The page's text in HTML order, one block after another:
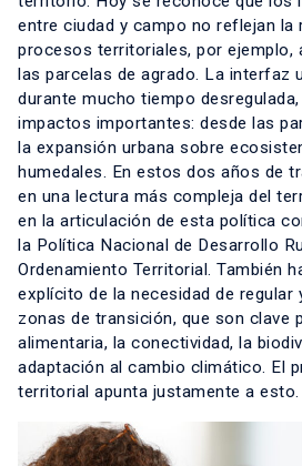
entre ciudad y campo no reflejan la
procesos territoriales, por ejemplo,
las parcelas de agrado. La interfaz
durante mucho tiempo
impactos importantes: desde las
la expansión urbana sobre
humedales. En estos dos años de
en una lectura más compleja del
en la articulación de esta política
la Política Nacional de Desarrollo
Ordenamiento Territorial. También
explícito de la necesidad de regular
zonas de transición, que son clave
alimentaria, la conectividad, la
adaptación al cambio climático. El
territorial apunta justamente a esto.